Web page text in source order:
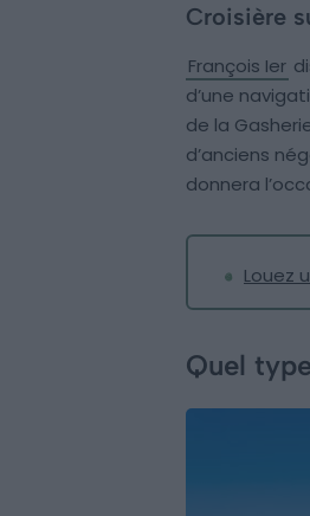
Croisière
François Ier
d’une
de la
d’anciens
donnera
Louez
Quel